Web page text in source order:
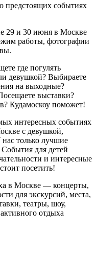
предстоящих событиях
29 и 30 июня в Москве
работы, фотографии
где погулять
девушкой? Выбираете
на выходные?
выставки?
Кудамоскоу поможет!
интересных событиях
с девушкой,
только лучшие
для детей
и интересные
посетить!
в Москве — концерты,
для экскурсий, места,
театры, шоу,
отдыха